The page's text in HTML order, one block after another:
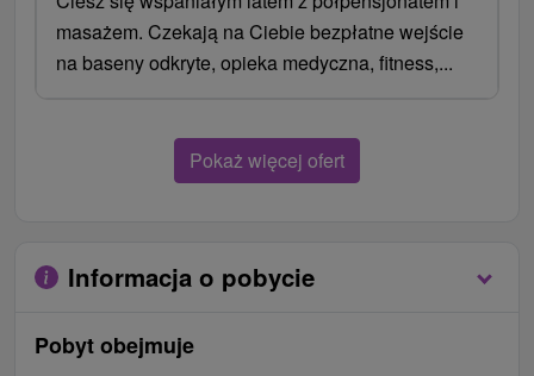
masażem. Czekają na Ciebie bezpłatne wejście
na baseny odkryte, opieka medyczna, fitness,...
Pokaż więcej ofert
Informacja o pobycie
Pobyt obejmuje